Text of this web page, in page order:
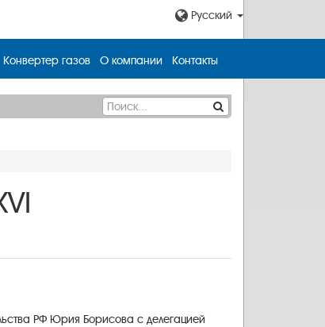
Русский
Конвертер газов О компании Контакты
РФ Юрия Борисова с делегацией